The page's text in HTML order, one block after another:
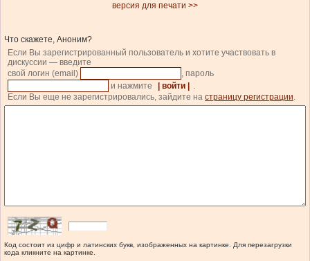
версия для печати >>
Что скажете, Аноним?
Если Вы зарегистрированный пользователь и хотите участвовать в
дискуссии — введите
свой логин (email)
, пароль
и нажмите
| войти |
.
Если Вы еще не зарегистрировались, зайдите на страницу регистрации.
Код состоит из цифр и латинских букв, изображенных на картинке. Для перезагрузки
кода кликните на картинке.